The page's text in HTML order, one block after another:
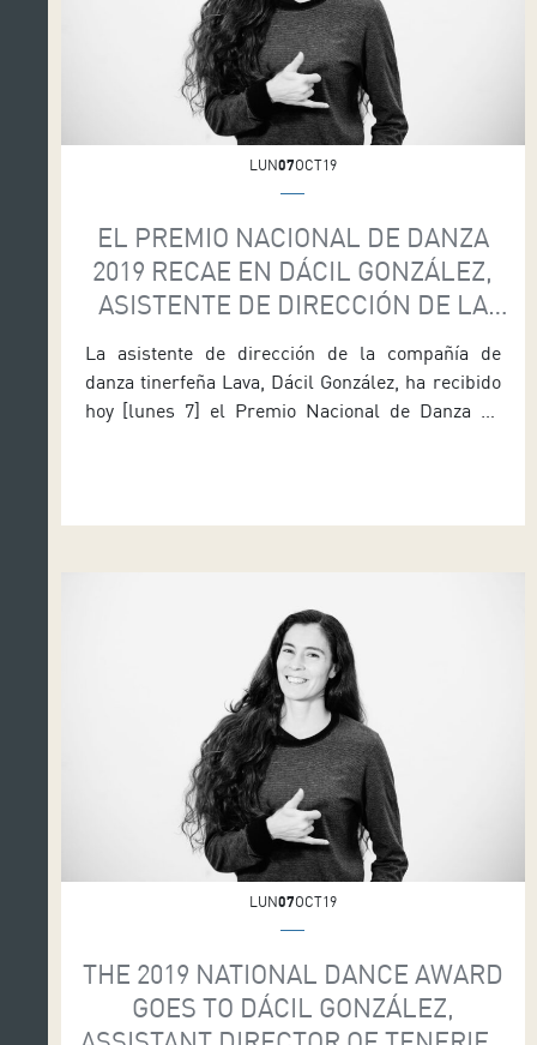
LUN07OCT19
EL PREMIO NACIONAL DE DANZA
2019 RECAE EN DÁCIL GONZÁLEZ,
ASISTENTE DE DIRECCIÓN DE LA
COMPAÑÍA TINERFEÑA LAVA
La asistente de dirección de la compañía de
danza tinerfeña Lava, Dácil González, ha recibido
hoy [lunes 7] el Premio Nacional de Danza en
Nacional de Danza 2014-, obtiene el galardón
LUN07OCT19
THE 2019 NATIONAL DANCE AWARD
GOES TO DÁCIL GONZÁLEZ,